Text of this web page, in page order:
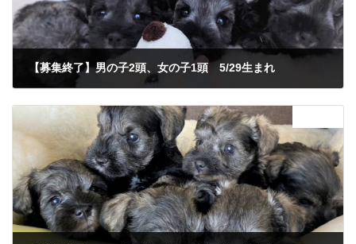
【募集終了】男の子2頭、女の子1頭 5/29生まれ